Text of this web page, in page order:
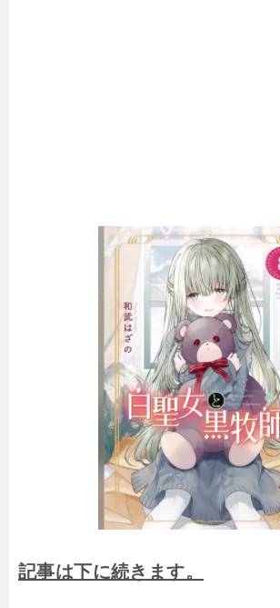
記事は下に続きます。